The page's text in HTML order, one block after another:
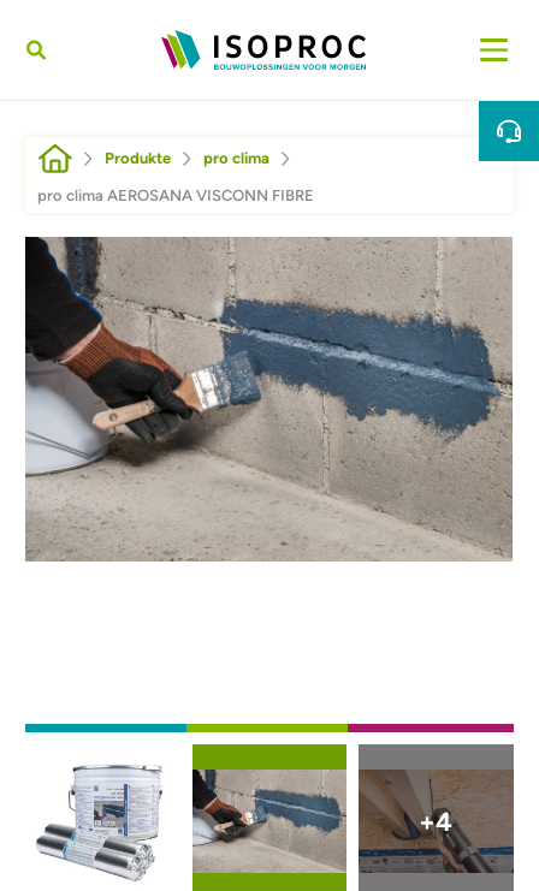
Pfadnavigation
Produkte pro clima
pro clima AEROSANA VISCONN FIBRE
Afbeelding
Afbeelding
Afbeelding
+4